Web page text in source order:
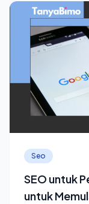
Seo
SEO untuk
untuk